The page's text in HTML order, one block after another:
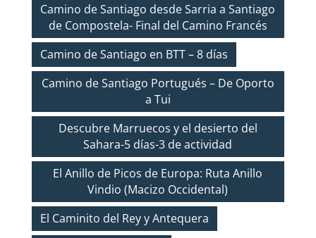
Camino de Santiago desde Sarria a Santiago
de Compostela- Final del Camino Francés
Camino de Santiago en BTT – 8 días
Camino de Santiago Portugués – De Oporto
a Tui
Descubre Marruecos y el desierto del
Sahara-5 días-3 de actividad
El Anillo de Picos de Europa: Ruta Anillo
Vindio (Macizo Occidental)
El Caminito del Rey y Antequera